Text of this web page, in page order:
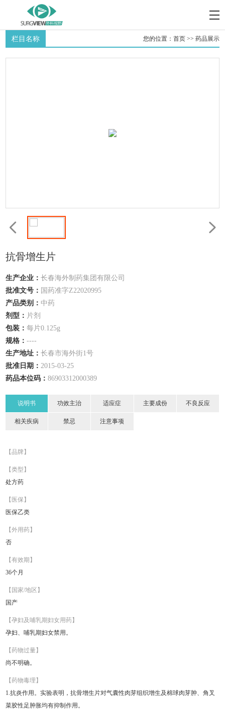
栏目名称 您的位置： 首页>> 药品展示
抗骨增生片
生产企业：长春海外制药集团有限公司
批准文号： 国药准字Z22020995
产品类别： 中药
剂型： 片剂
包装：每片0.125g
规格：----
生产地址：长春市海外街1号
批准日期：2015-03-25
药品本位码：86903312000389
说明书 功效主治 适应症 主要成份 不良反应
相关疾病 禁忌 注意事项
【品牌】
【类型】
处方药
【医保】
医保乙类
【外用药】
否
【有效期】
36个月
【国家/地区】
国产
【孕妇及哺乳期妇女用药】
孕妇、哺乳期妇女禁用。
【药物过量】
尚不明确。
【药物毒理】
1.抗炎作用。实验表明，抗骨增生片对气囊性肉芽组织增生及棉球肉芽肿、角叉
菜胶性足肿胀均有抑制作用。